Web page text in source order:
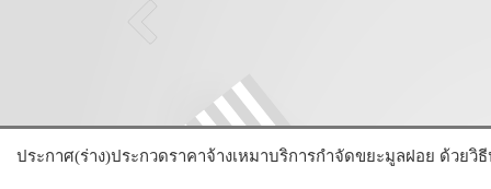
ประกาศ(ร่าง)ประกวดราคาจ้างเหมาบริการกำจัดขยะมูลฝอย ด้วยวิ